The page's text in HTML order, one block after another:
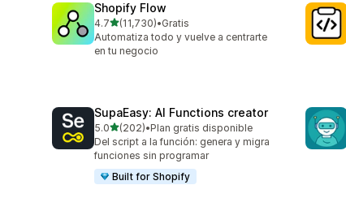
Shopify Flow
4.7de 5 estrellas
(11,730)
11730 reseñas en total
•Gratis
Automatiza todo y vuelve a centrarte
en tu negocio
SupaEasy: AI Functions creator
5.0de 5 estrellas
(202)
202 reseñas en total
•Plan gratis disponible
Del script a la función: genera y migra
funciones sin programar
Built for Shopify